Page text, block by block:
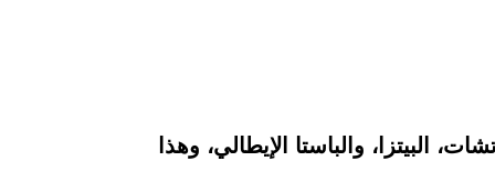
البيتزا، والباستا الإيطالي، وهذا